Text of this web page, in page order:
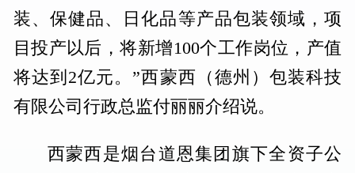
装、保健品、日化品等产品包装领域，项
目投产以后，将新增100个工作岗位，产值
将达到2亿元。”西蒙西（德州）包装科技
有限公司行政总监付丽丽介绍说。
西蒙西是烟台道恩集团旗下全资子公